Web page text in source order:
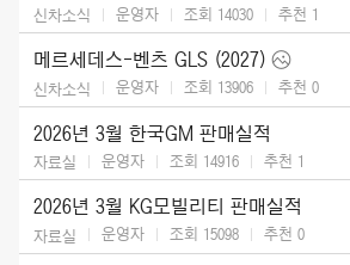
신차소식 운영자 조회 14030 추천 1
메르세데스-벤츠 GLS (2027)
신차소식 운영자 조회 13906 추천 0
2026년 3월 한국GM 판매실적
자료실 운영자 조회 14916 추천 1
2026년 3월 KG모빌리티 판매실적
자료실 운영자 조회 15098 추천 0